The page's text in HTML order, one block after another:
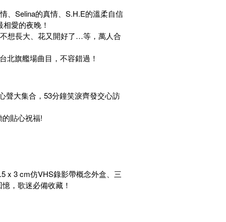
、Selina的真情、S.H.E的溫柔自信
愛的夜晚！
想長大、花又開好了…等，萬人合
北旗艦場曲目，不容錯過！
聲大集合，53分鐘笑淚齊發交心訪
貼心祝福!
x 3 cm仿VHS錄影帶概念外盒、三
，歌迷必備收藏！